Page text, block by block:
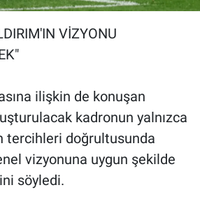
VİZYONU
ilişkin de konuşan
kadronun yalnızca
tercihleri doğrultusunda
vizyonuna uygun şekilde
söyledi.